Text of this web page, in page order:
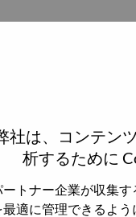
社は、コンテン
析するために
トナー企業が収集
最適に管理できるよ